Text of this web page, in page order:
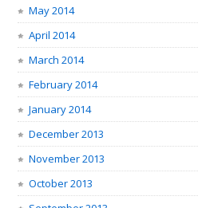
May 2014
April 2014
March 2014
February 2014
January 2014
December 2013
November 2013
October 2013